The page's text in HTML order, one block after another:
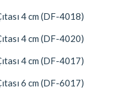
4 cm (DF-4018)
4 cm (DF-4020)
4 cm (DF-4017)
6 cm (DF-6017)